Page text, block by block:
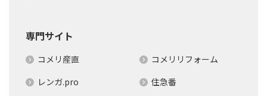
専門サイト
コメリ産直
コメリリフォーム
レンガ.pro
住急番